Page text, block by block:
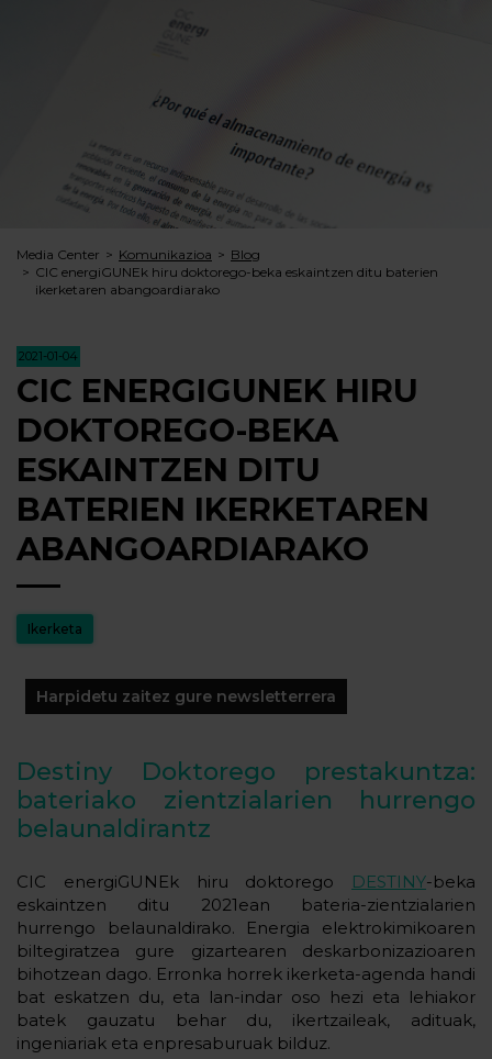
Media Center Komunikazioa
Blog
CIC energiGUNEk hiru doktorego-beka eskaintzen ditu baterien
ikerketaren abangoardiarako
2021-01-04
CIC ENERGIGUNEK HIRU
DOKTOREGO-BEKA
ESKAINTZEN DITU
BATERIEN IKERKETAREN
ABANGOARDIARAKO
Ikerketa
Harpidetu zaitez gure newsletterrera
Destiny Doktorego prestakuntza:
bateriako zientzialarien hurrengo
belaunaldirantz
CIC energiGUNEk hiru doktorego DESTINY-beka
eskaintzen ditu 2021ean bateria-zientzialarien
hurrengo belaunaldirako. Energia elektrokimikoaren
biltegiratzea gure gizartearen deskarbonizazioaren
bihotzean dago. Erronka horrek ikerketa-agenda handi
bat eskatzen du, eta lan-indar oso hezi eta lehiakor
batek gauzatu behar du, ikertzaileak, adituak,
ingeniariak eta enpresaburuak bilduz.